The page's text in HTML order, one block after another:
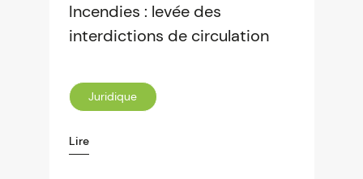
Incendies : levée des
interdictions de circulation
Juridique
Lire